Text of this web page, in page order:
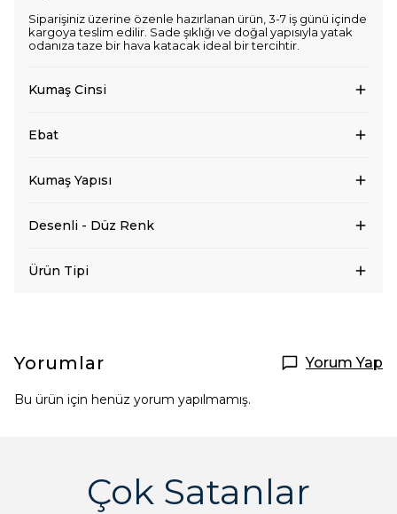
Siparişiniz üzerine özenle hazırlanan ürün, 3-7 iş günü içinde
kargoya teslim edilir. Sade şıklığı ve doğal yapısıyla yatak
odanıza taze bir hava katacak ideal bir tercihtir.
Kumaş Cinsi
Ebat
Kumaş Yapısı
Desenli - Düz Renk
Ürün Tipi
Yorumlar Yorum Yap
Bu ürün için henüz yorum yapılmamış.
Çok Satanlar